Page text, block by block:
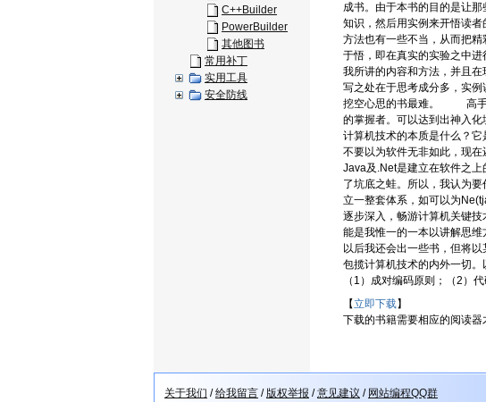
C++Builder
PowerBuilder
其他图书
常用补丁
实用工具
安全防线
成书。由于本书的目的是让
知识，然后用实例来开悟读
方法也有一些不当，从而把
于悟，即在真实的实验之中
我所讲的内容和方法，并且
写之处在于思考成分多，实
挖空心思的书最难。 高手在
的掌握者。可以达到出神入
计算机技术的本质是什么？
不要以为软件无非如此，现
Java及.Net是建立在软件之
了坑底之蛙。所以，我认为
立一整套体系，如可以为
逐步深入，畅游计算机关键
能是我惟一的一本以讲解思
以后我还会出一些书，但将
包揽计算机技术的内外一切
（1）成对编码原则；（2）代
【立即下载】
下载的书籍需要相应的阅读
关于我们 /给我留言 /版权举报 /意见建议 / 网站编程QQ群